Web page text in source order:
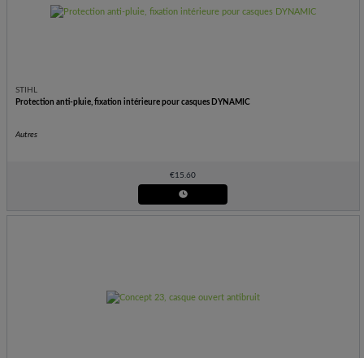
STIHL
Protection anti-pluie, fixation intérieure pour casques DYNAMIC
Autres
€15.60